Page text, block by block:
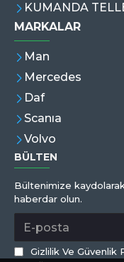
KUMANDA
MARKALAR
Man
Mercedes
Daf
Scanıa
Volvo
BÜLTEN
Bültenimize
haberdar olun.
Gizlilik Ve Güvenlik